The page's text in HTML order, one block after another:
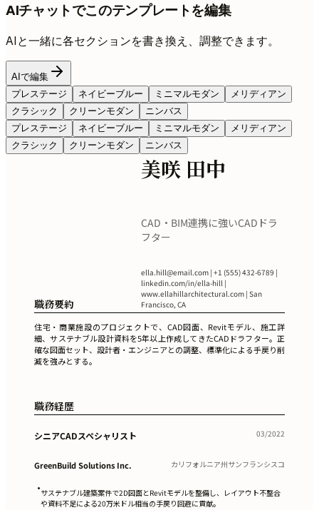
AIチャットでこのテンプレートを編集
AIと一緒に各セクションを書き換え、調整できます。
AIで編集
プレステージ
ネイビーブルー ミニマルモダン
メリディアン
クラシック
クリーンモダン
ニンバス
プレステージ
ネイビーブルー ミニマルモダン
メリディアン
クラシック
クリーンモダン ニンバス
美咲 田中
CAD・BIM連携に強いCADドラ
フター
ella.hill@email.com | +1 (555) 432-6789 |
linkedin.com/in/ella-hill |
www.ellahillarchitectural.com | San
Francisco, CA
職務要約
住宅・商業施設のプロジェクトで、CAD図面、Revitモデル、施工詳
細、サステナブル設計資料を5年以上作成してきたCADドラフター。正
確な図面セット、設計者・エンジニアとの調整、標準化による手戻り削
減を強みとする。
職務経歴
シニアCADスペシャリスト 03/2022
GreenBuild Solutions Inc. カリフォルニア州サンフランシスコ
•サステナブル建築案件で2D図面とRevitモデルを整備し、レイアウト不整合
や資料不足による20万米ドル相当の手戻り回避に貢献。